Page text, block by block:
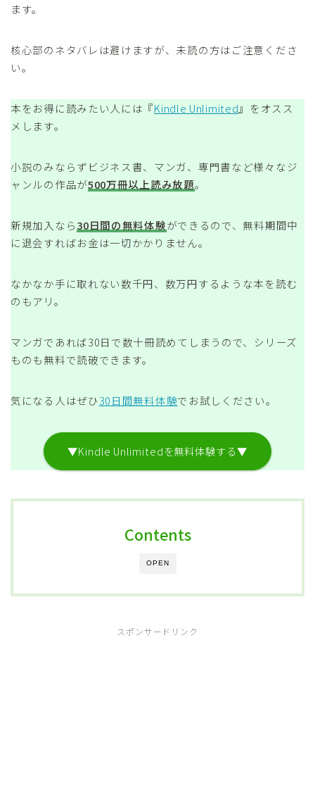
ます。
核心部のネタバレは避けますが、未読の方はご注意くださ
い。
本をお得に読みたい人には『Kindle Unlimited』をオスス
メします。
小説のみならずビジネス書、マンガ、専門書など様々なジ
ャンルの作品が500万冊以上読み放題。
新規加入なら30日間の無料体験ができるので、無料期間中
に退会すればお金は一切かかりません。
なかなか手に取れない数千円、数万円するような本を読む
のもアリ。
マンガであれば30日で数十冊読めてしまうので、シリーズ
ものも無料で読破できます。
気になる人はぜひ30日間無料体験でお試しください。
▼Kindle Unlimitedを無料体験する▼
OPEN
Contents
スポンサードリンク